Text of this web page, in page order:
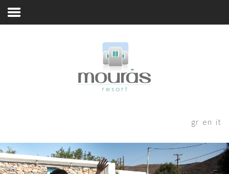
Posizione
Astipalea Rivelata
it
en
gr
RoomBooking
shortly.